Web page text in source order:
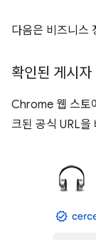
다음은 비즈니스
확인된 게시자
Chrome 웹 스토
크된 공식 URL을